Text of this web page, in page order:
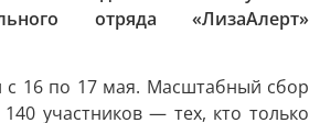
отряда «ЛизаАлерт»
с 16 по 17 мая. Масштабный сбор
участников — тех, кто только